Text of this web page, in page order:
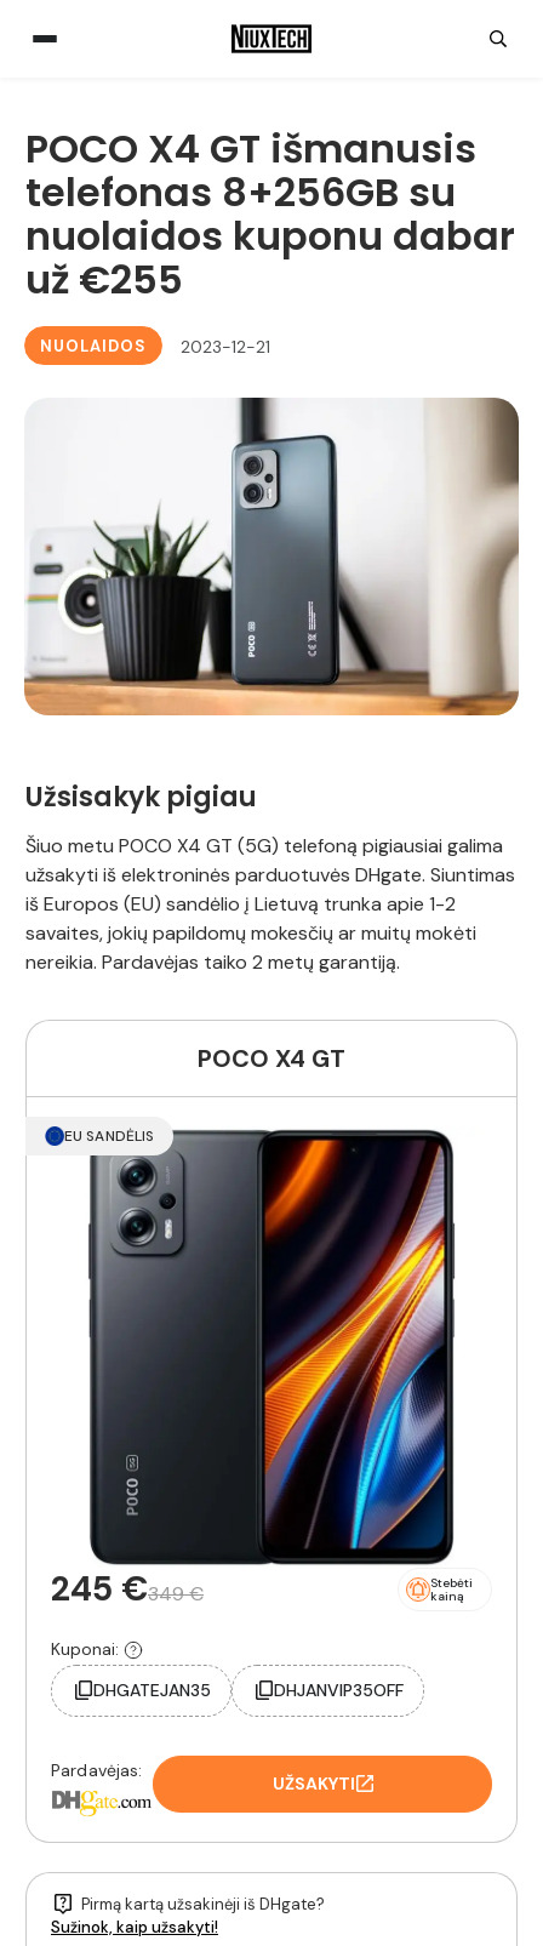
POCO X4 GT išmanusis
telefonas 8+256GB su
nuolaidos kuponu dabar
už €255
NUOLAIDOS 2023-12-21
Užsisakyk pigiau
Šiuo metu POCO X4 GT (5G) telefoną pigiausiai galima
užsakyti iš elektroninės parduotuvės DHgate. Siuntimas
iš Europos (EU) sandėlio į Lietuvą trunka apie 1-2
savaites, jokių papildomų mokesčių ar muitų mokėti
nereikia. Pardavėjas taiko 2 metų garantiją.
POCO X4 GT
EU SANDĖLIS
245 €349 €
Stebėti
kainą
Kuponai:
DHGATEJAN35
DHJANVIP35OFF
Pardavėjas:
UŽSAKYTI
Pirmą kartą užsakinėji iš DHgate?
Sužinok, kaip užsakyti!